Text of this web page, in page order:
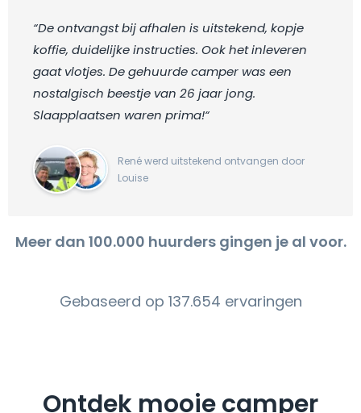
“De ontvangst bij afhalen is uitstekend, kopje
koffie, duidelijke instructies. Ook het inleveren
gaat vlotjes. De gehuurde camper was een
nostalgisch beestje van 26 jaar jong.
Slaapplaatsen waren prima!“
René werd uitstekend ontvangen door
Louise
Meer dan 100.000 huurders gingen je al voor.
Gebaseerd op 137.654 ervaringen
Ontdek mooie camper